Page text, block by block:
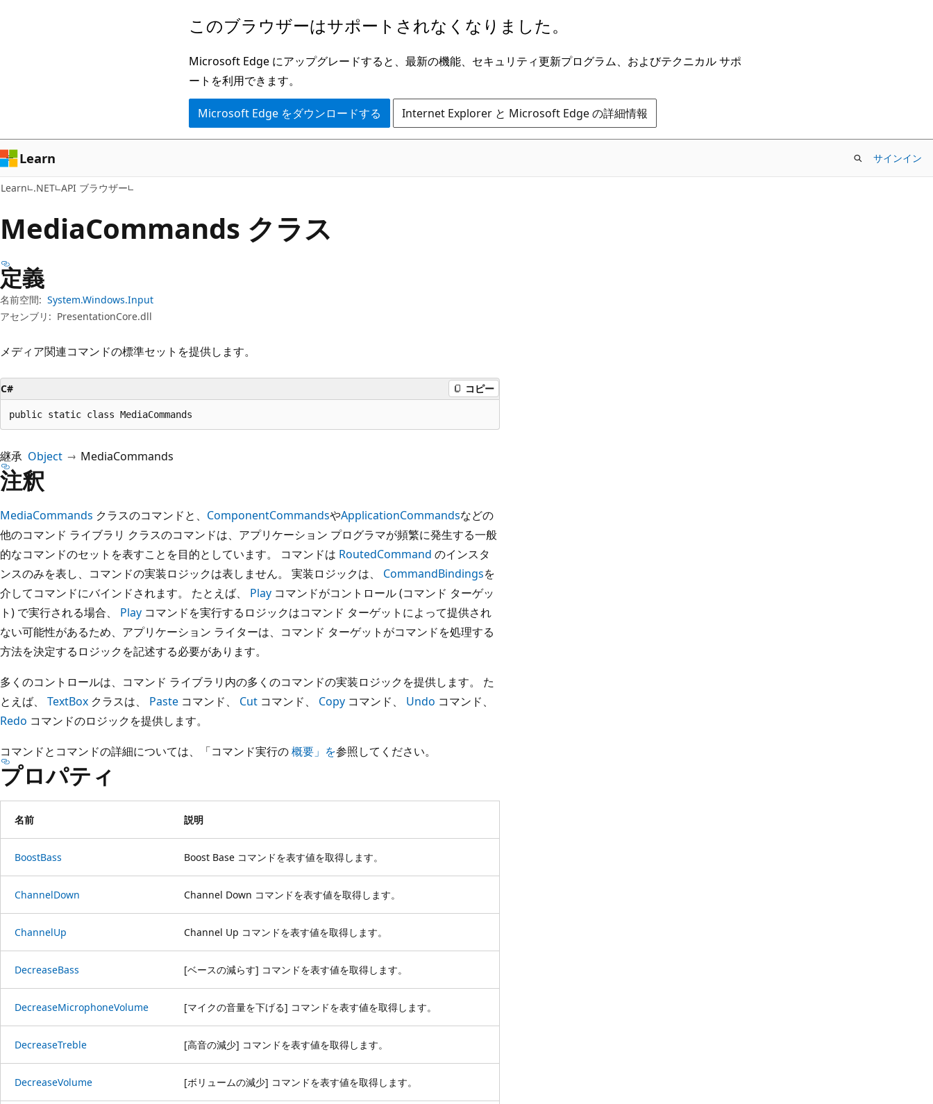
ン
ツ
に
ス
ッ
ゲ
ー
シ
ョ
に
キ
ッ
プ
このブラウザーはサポートされなくなりました。
Microsoft Edge にアップグレードすると、最新の機能、セキュリティ更新プログラム、およびテクニカル サポ
ートを利用できます。
Microsoft Edge をダウンロードする Internet Explorer と Microsoft Edge の詳細情報
Learn サインイン
Learn .NET API ブラウザー
MediaCommands クラス
定義
名前空間: System.Windows.Input
アセンブリ: PresentationCore.dll
メディア関連コマンドの標準セットを提供します。
C# コピー
public static class MediaCommands
継承 Object MediaCommands
注釈
MediaCommands クラスのコマンドと、 ComponentCommandsやApplicationCommandsなどの
他のコマンド ライブラリ クラスのコマンドは、アプリケーション プログラマが頻繁に発生する一般
的なコマンドのセットを表すことを目的としています。 コマンドは RoutedCommand のインスタ
ンスのみを表し、コマンドの実装ロジックは表しません。 実装ロジックは、 CommandBindingsを
介してコマンドにバインドされます。 たとえば、 Play コマンドがコントロール (コマンド ターゲッ
ト) で実行される場合、 Play コマンドを実行するロジックはコマンド ターゲットによって提供され
ない可能性があるため、アプリケーション ライターは、コマンド ターゲットがコマンドを処理する
方法を決定するロジックを記述する必要があります。
多くのコントロールは、コマンド ライブラリ内の多くのコマンドの実装ロジックを提供します。 た
とえば、 TextBox クラスは、 Paste コマンド、 Cut コマンド、 Copy コマンド、 Undo コマンド、
Redo コマンドのロジックを提供します。
コマンドとコマンドの詳細については、「コマンド実行の概要」を参照してください。
プロパティ
名前 説明
BoostBass Boost Base コマンドを表す値を取得します。
ChannelDown Channel Down コマンドを表す値を取得します。
ChannelUp Channel Up コマンドを表す値を取得します。
DecreaseBass [ベースの減らす] コマンドを表す値を取得します。
DecreaseMicrophoneVolume [マイクの音量を下げる] コマンドを表す値を取得します。
DecreaseTreble [高音の減少] コマンドを表す値を取得します。
DecreaseVolume [ボリュームの減少] コマンドを表す値を取得します。